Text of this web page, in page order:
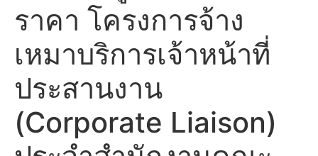
ราคา โครงการจ้าง
เหมาบริการเจ้าหน้าที่
ประสานงาน
(Corporate Liaison)